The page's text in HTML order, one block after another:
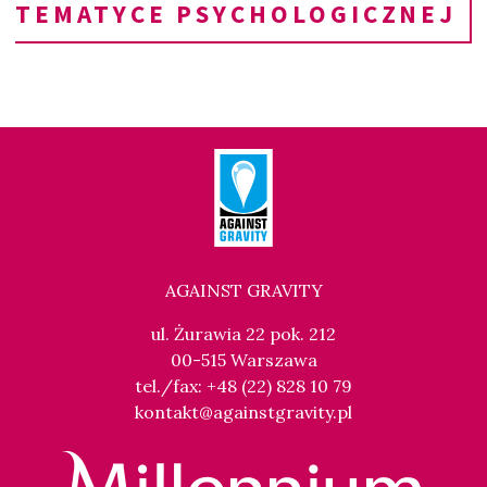
TEMATYCE PSYCHOLOGICZNEJ
AGAINST GRAVITY
ul. Żurawia 22 pok. 212
00-515 Warszawa
tel./fax: +48 (22) 828 10 79
kontakt@againstgravity.pl